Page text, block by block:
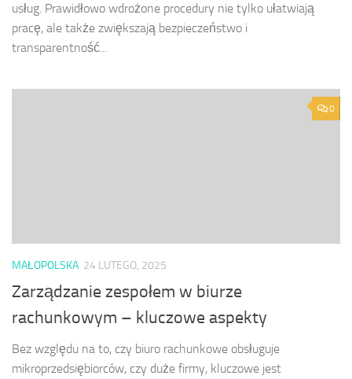
usług. Prawidłowo wdrożone procedury nie tylko ułatwiają
pracę, ale także zwiększają bezpieczeństwo i
transparentność...
0
MAŁOPOLSKA 24 LUTEGO, 2025
Zarządzanie zespołem w biurze
rachunkowym – kluczowe aspekty
Bez względu na to, czy biuro rachunkowe obsługuje
mikroprzedsiębiorców, czy duże firmy, kluczowe jest